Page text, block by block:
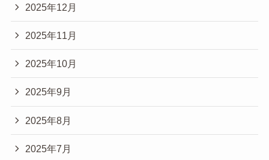
2025年12月
2025年11月
2025年10月
2025年9月
2025年8月
2025年7月